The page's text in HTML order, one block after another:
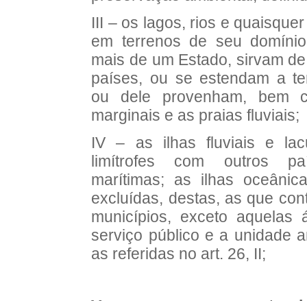
III – os lagos, rios e
em terrenos de seu
mais de um Estado, sirvam
países, ou se estendam a
ou dele provenham, bem
marginais e as praias fluviais;
IV – as ilhas fluviais e
limítrofes com outros
marítimas; as ilhas
excluídas, destas, as que
municípios, exceto aquelas
serviço público e a unidade
as referidas no art. 26, II;